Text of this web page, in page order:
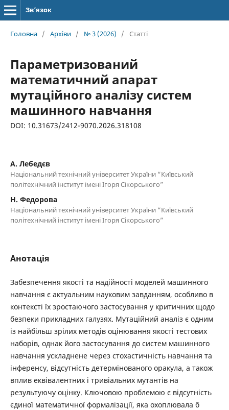
Зв’язок
Головна / Архіви / № 3 (2026) / Статті
Параметризований
математичний апарат
мутаційного аналізу систем
машинного навчання
DOI: 10.31673/2412-9070.2026.318108
А. Лебедєв
Національний технічний університет України “Київський
політехнічний інститут імені Ігоря Сікорського”
Н. Федорова
Національний технічний університет України “Київський
політехнічний інститут імені Ігоря Сікорського”
Анотація
Забезпечення якості та надійності моделей машинного
навчання є актуальним науковим завданням, особливо в
контексті їх зростаючого застосування у критичних щодо
безпеки прикладних галузях. Мутаційний аналіз є одним
із найбільш зрілих методів оцінювання якості тестових
наборів, однак його застосування до систем машинного
навчання ускладнене через стохастичність навчання та
інференсу, відсутність детермінованого оракула, а також
вплив еквівалентних і тривіальних мутантів на
результуючу оцінку. Ключовою проблемою є відсутність
єдиної математичної формалізації, яка охоплювала б